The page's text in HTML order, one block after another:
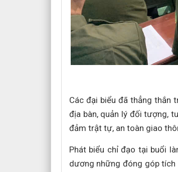
Các đại biểu đã thẳng thắn
địa bàn, quản lý đối tượng,
đảm trật tự, an toàn giao
Phát biểu chỉ đạo tại buổi
dương những đóng góp